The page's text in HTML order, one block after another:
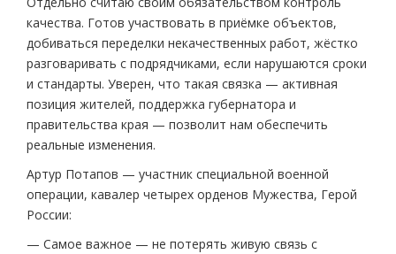
качества. Готов участвовать в приёмке объектов,
добиваться переделки некачественных работ, жёстко
разговаривать с подрядчиками, если нарушаются сроки
и стандарты. Уверен, что такая связка — активная
позиция жителей, поддержка губернатора и
правительства края — позволит нам обеспечить
реальные изменения.
Артур Потапов — участник специальной военной
операции, кавалер четырех орденов Мужества, Герой
России:
— Самое важное — не потерять живую связь с